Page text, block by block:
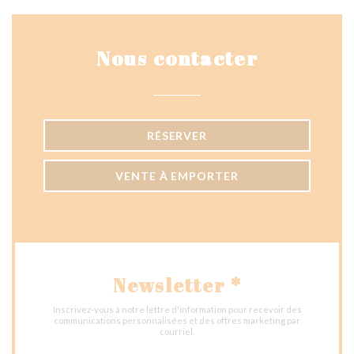
Nous contacter
RÉSERVER
VENTE À EMPORTER
Newsletter *
Inscrivez-vous à notre lettre d'information pour recevoir des
communications personnalisées et des offres marketing par
courriel.